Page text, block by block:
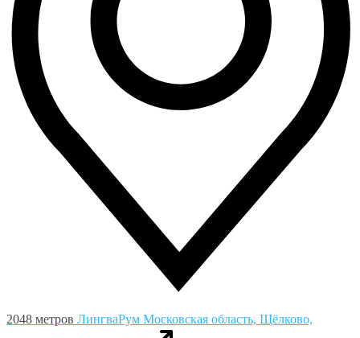
2048 метров ЛингваРум Московская область, Щёлково,